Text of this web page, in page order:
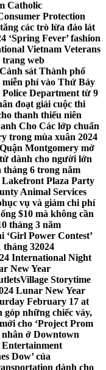
Catholic
Protection
các trò lừa đảo lát
‘Spring Fever’ fashion
Vietnam Veterans
trang web
sát Thành phố
miễn phí vào Thứ Bảy
Department từ 9
đoạt giải cuộc thi
thanh thiếu niên
Cho Các lớp chuẩn
trong mùa xuân 2024
Quận Montgomery mở
dành cho người lớn
tháng 6 trong năm
Lakefront Plaza Party
Animal Services
vụ và giảm chi phí
$10 mà không cần
tháng 3 năm
‘Girl Power Contest’
tháng 32024
International Night
New Year
Village Storytime
Lunar New Year
February 17 at
góp những chiếc váy,
cho ‘Project Prom
nhân ở Downtown
Dow’ của
dành cho